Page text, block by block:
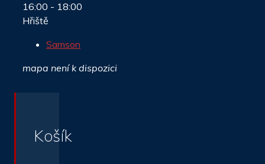
16:00 - 18:00
Hřiště
Samson
mapa není k dispozici
Košík